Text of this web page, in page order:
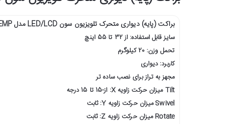
براکت (پایه) دیواری متحرک تلویزیون سون LED/LCD مدل H50 EMP
سایز قابل استفاده: از 32 تا 55 اینچ
تحمل وزن: 20 کیلوگرم
کاربرد: دیواری
مجهز به تراز برای نصب ساده تر
Tilt میزان حرکت زاویه X: از-15 تا 15 درجه
Swivel میزان حرکت زاویه Y: ثابت
Rotate میزان حرکت زاویه Z: ثابت